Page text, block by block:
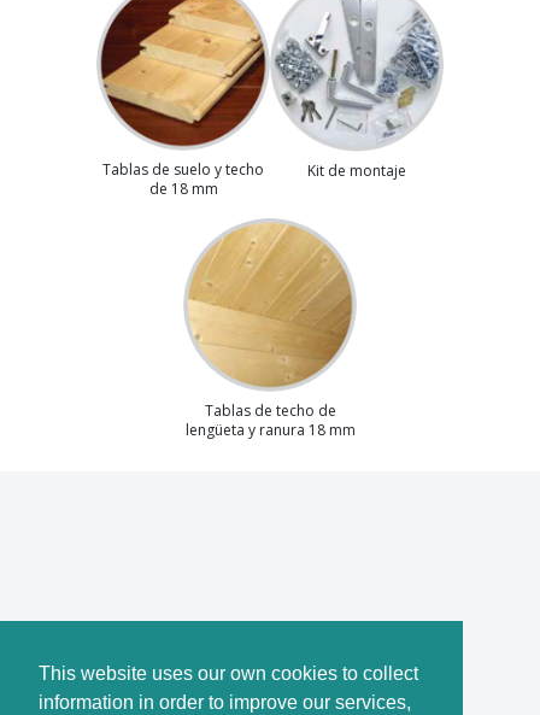
This website uses our own cookies to collect
information in order to improve our services,
Tablas de suelo y techo
de 18 mm
Kit de montaje
Tablas de techo de
lengüeta y ranura 18 mm